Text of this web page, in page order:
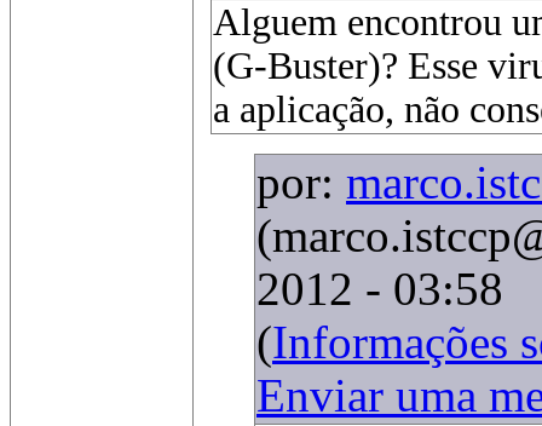
Alguem encontrou
(G-Buster)? Esse
a aplicação, não
por:
2012 - 03:58
(Informações
Enviar uma